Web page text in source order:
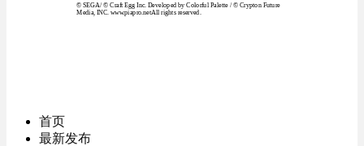
© SEGA / © Craft Egg Inc. Developed by Colorful Palette / © Crypton Future
Media, INC. www.piapro.netAll rights reserved.
首页
最新发布